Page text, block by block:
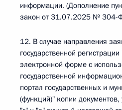
информации. (Дополнение
закон от 31.07.2025 № 304-
12. В случае направления
государственной
электронной форме с
государственной
портал государственных и
(функций)" копии